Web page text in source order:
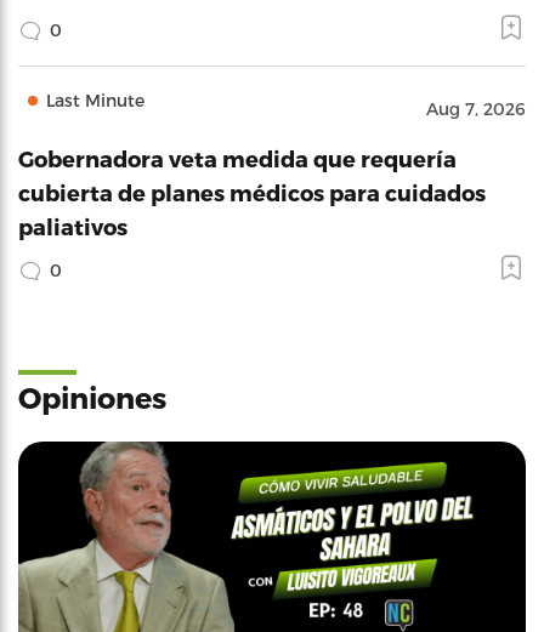
0
Last Minute Aug 7, 2026
Gobernadora veta medida que requería
cubierta de planes médicos para cuidados
paliativos
0
Opiniones